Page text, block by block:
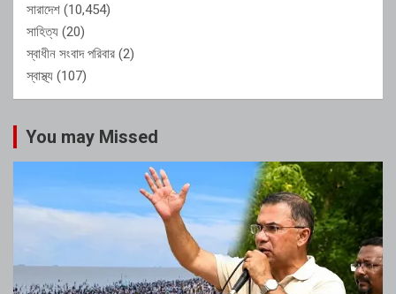
সারাদেশ (10,454)
সাহিত্য (20)
স্বাধীন সংবাদ পরিবার (2)
স্বাস্থ্য (107)
You may Missed